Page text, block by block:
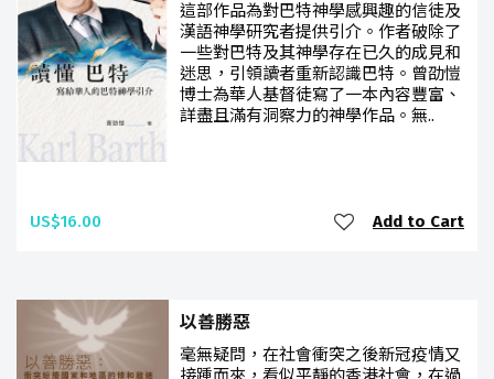
這部作品為對巴特神學感興趣的信徒及
漢語神學研究者提供引介。作者破除了
一些對巴特及其神學存在已久的成見和
迷思，引領讀者重新認識巴特。曾劭愷
博士為華人基督徒寫了一本內容豐富、
詳盡且滿有洞察力的神學作品。無..
US$16.00 Add to Cart
以善勝惡
毫無疑問，在社會衝突之後新冠疫情又